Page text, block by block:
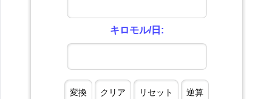
キロモル/日: